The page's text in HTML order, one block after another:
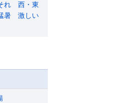
れ 西・東
暑 激しい